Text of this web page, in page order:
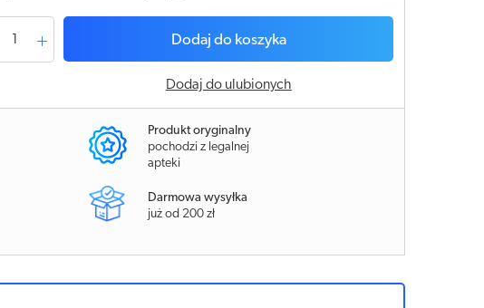
Dodaj do koszyka
Dodaj do ulubionych
Produkt oryginalny
pochodzi z legalnej
apteki
Darmowa wysyłka
już od 200 zł